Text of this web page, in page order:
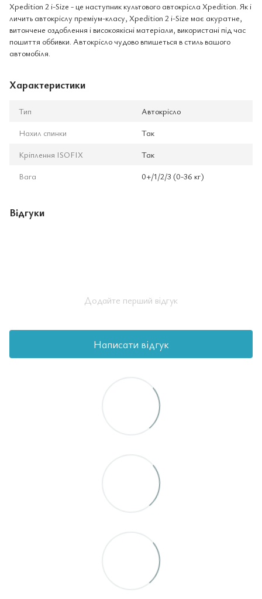
Xpedition 2 i-Size - це наступник культового автокрісла Xpedition. Як і
личить автокріслу преміум-класу, Xpedition 2 i-Size має акуратне,
витончене оздоблення і високоякісні матеріали, використані під час
пошиття оббивки. Автокрісло чудово впишеться в стиль вашого
автомобіля.
Характеристики
Тип
Автокрісло
Нахил спинки
Так
Кріплення ISOFIX
Так
Вага
0+/1/2/3 (0-36 кг)
Відгуки
Додайте перший відгук
Написати відгук